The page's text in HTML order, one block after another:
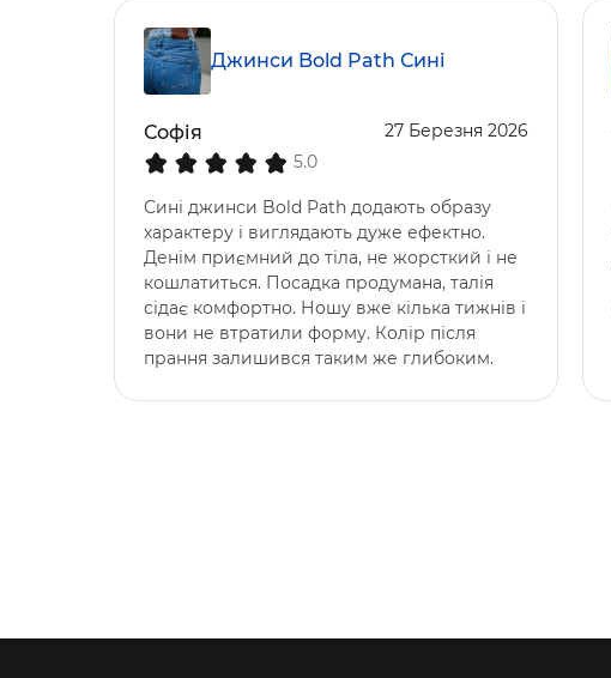
Джинси Bold Path Сині
Софія
5.0
27 Березня 2026
Сині джинси Bold Path додають образу
характеру і виглядають дуже ефектно.
Денім приємний до тіла, не жорсткий і не
кошлатиться. Посадка продумана, талія
сідає комфортно. Ношу вже кілька тижнів і
вони не втратили форму. Колір після
прання залишився таким же глибоким.